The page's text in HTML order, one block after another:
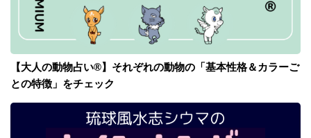
【大人の動物占い®】それぞれの動物の「基本性格＆カラーご
との特徴」をチェック